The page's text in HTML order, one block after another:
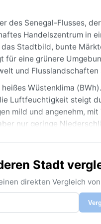
des Senegal-Flusses,
Handelszentrum in
Stadtbild, bunte
für eine grünere
und Flusslandschaften
Wüstenklima
Luftfeuchtigkeit steigt
mild und angenehm,
nur geringe
Februar – dann ist es
staubiger Nordostwind,
kann. Gelegentlich
Wirbelstürme treten
möchte, sollte die
Stadt
direkten Vergleich